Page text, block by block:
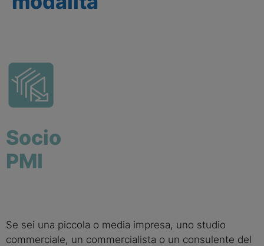
Socio
PMI
Se sei una piccola o media impresa, uno studio
commerciale, un commercialista o un consulente del